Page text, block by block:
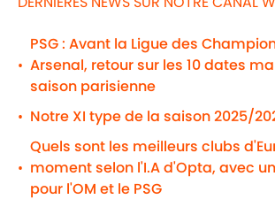
•
PSG : Avant la Ligue des
Arsenal, retour sur les 10 dates
saison parisienne
• Notre XI type de la saison 2025/
•
Quels sont les meilleurs clubs
moment selon l'I.A d'Opta, avec
pour l'OM et le PSG